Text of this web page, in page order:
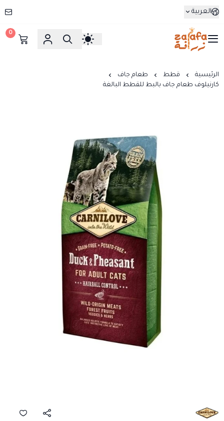
العربية
زرافة
0
الرئيسية قطط
طعام جاف
كارنيلوف طعام جاف بالبط للقطط البالغة